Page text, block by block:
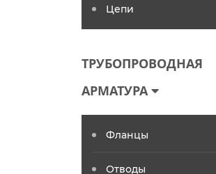
Цепи
ТРУБОПРОВОДНАЯ
АРМАТУРА
Фланцы
Отводы